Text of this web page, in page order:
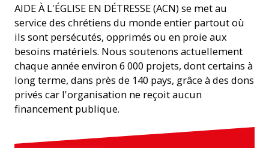
AIDE À L'ÉGLISE EN DÉTRESSE (ACN) se met au
service des chrétiens du monde entier partout où
ils sont persécutés, opprimés ou en proie aux
besoins matériels. Nous soutenons actuellement
chaque année environ 6 000 projets, dont certains à
long terme, dans près de 140 pays, grâce à des dons
privés car l'organisation ne reçoit aucun
financement publique.